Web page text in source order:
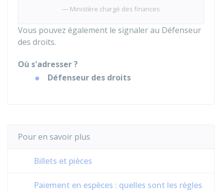
Ministère chargé des finances
Vous pouvez également le signaler au Défenseur
des droits.
Où s'adresser ?
Défenseur des droits
Pour en savoir plus
Billets et pièces
Paiement en espèces : quelles sont les règles